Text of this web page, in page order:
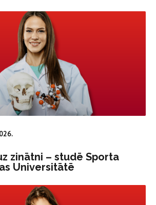
zinātni – studē Sporta
Universitātē